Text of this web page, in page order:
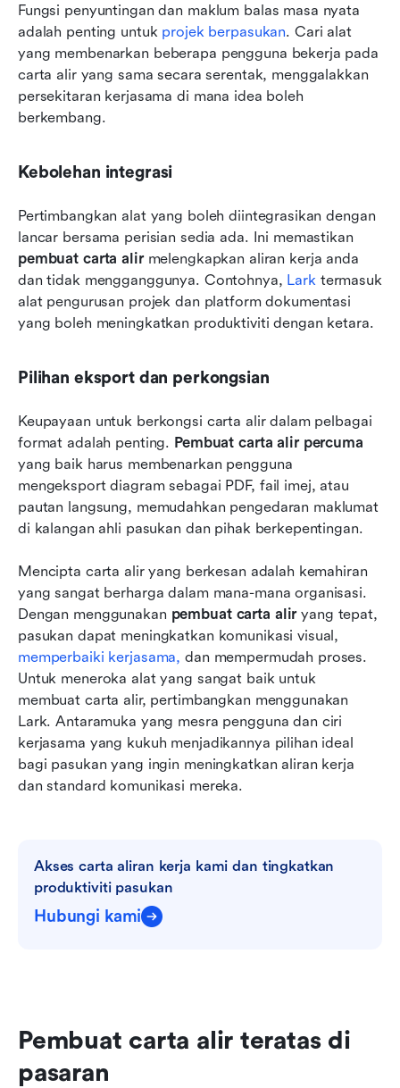
Fungsi penyuntingan dan maklum balas masa nyata
adalah penting untuk projek berpasukan. Cari alat
yang membenarkan beberapa pengguna bekerja pada
carta alir yang sama secara serentak, menggalakkan
persekitaran kerjasama di mana idea boleh
berkembang.
Kebolehan integrasi
Pertimbangkan alat yang boleh diintegrasikan dengan
pembuat carta alir melengkapkan aliran kerja anda
dan tidak mengganggunya. Contohnya, Lark termasuk
alat pengurusan projek dan platform dokumentasi
yang boleh meningkatkan produktiviti dengan ketara.
Pilihan eksport dan perkongsian
Keupayaan untuk berkongsi carta alir dalam pelbagai
format adalah penting. Pembuat carta alir percuma
yang baik harus membenarkan pengguna
mengeksport diagram sebagai PDF, fail imej, atau
pautan langsung, memudahkan pengedaran maklumat
di kalangan ahli pasukan dan pihak berkepentingan.
Mencipta carta alir yang berkesan adalah kemahiran
yang sangat berharga dalam mana-mana organisasi.
Dengan menggunakan pembuat carta alir yang tepat,
pasukan dapat meningkatkan komunikasi visual,
memperbaiki kerjasama, dan mempermudah proses.
Untuk meneroka alat yang sangat baik untuk
membuat carta alir, pertimbangkan menggunakan
Lark. Antaramuka yang mesra pengguna dan ciri
kerjasama yang kukuh menjadikannya pilihan ideal
bagi pasukan yang ingin meningkatkan aliran kerja
dan standard komunikasi mereka.
Akses carta aliran kerja kami dan tingkatkan
produktiviti pasukan
Hubungi kami
Pembuat carta alir teratas di
pasaran